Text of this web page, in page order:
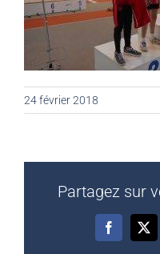
24 février 2018
Partagez sur
Facebook
X